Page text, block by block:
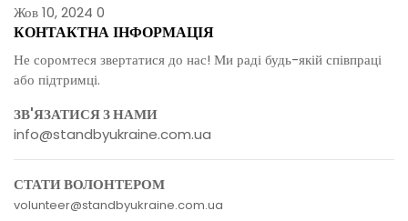
Жов 10, 2024 0
КОНТАКТНА ІНФОРМАЦІЯ
Не соромтеся звертатися до нас! Ми раді будь-якій співпраці
або підтримці.
ЗВ'ЯЗАТИСЯ З НАМИ
info@standbyukraine.com.ua
СТАТИ ВОЛОНТЕРОМ
volunteer@standbyukraine.com.ua